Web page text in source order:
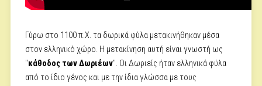
Γύρω στο 1100 π.Χ. τα δωρικά φύλα μετακινήθηκαν μέσα
στον ελληνικό χώρο. Η μετακίνηση αυτή είναι γνωστή ως
"κάθοδος των Δωριέων". Οι Δωριείς ήταν ελληνικά φύλα
από το ίδιο γένος και με την ίδια γλώσσα με τους